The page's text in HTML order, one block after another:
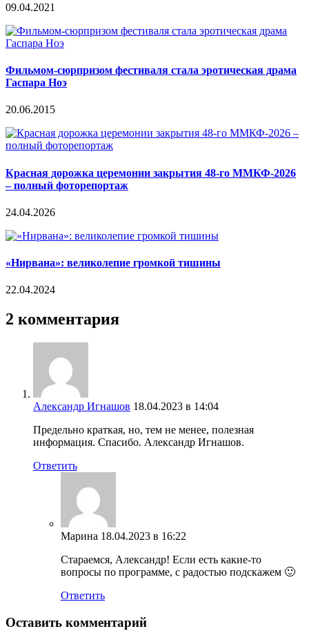
09.04.2021
Фильмом-сюрпризом фестиваля стала эротическая драма
Гаспара Ноэ
20.06.2015
Красная дорожка церемонии закрытия 48-го ММКФ-2026
– полный фоторепортаж
24.04.2026
«Нирвана»: великолепие громкой тишины
22.04.2024
2 комментария
Александр Игнашов 18.04.2023 в 14:04
Предельно краткая, но, тем не менее, полезная
информация. Спасибо. Александр Игнашов.
Ответить
Марина 18.04.2023 в 16:22
Стараемся, Александр! Если есть какие-то
вопросы по программе, с радостью подскажем 🙂
Ответить
Оставить комментарий